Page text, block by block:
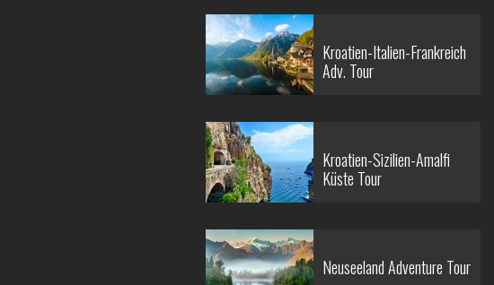
Kroatien-Italien-Frankreich
Adv. Tour
Kroatien-Sizilien-Amalfi
Küste Tour
Neuseeland Adventure Tour